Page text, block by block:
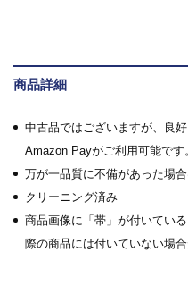
商品詳細
中古品ではございますが、良
Amazon Payがご利用可能です
万が一品質に不備があった場合
クリーニング済み
商品画像に「帯」が付いてい
際の商品には付いていない場合